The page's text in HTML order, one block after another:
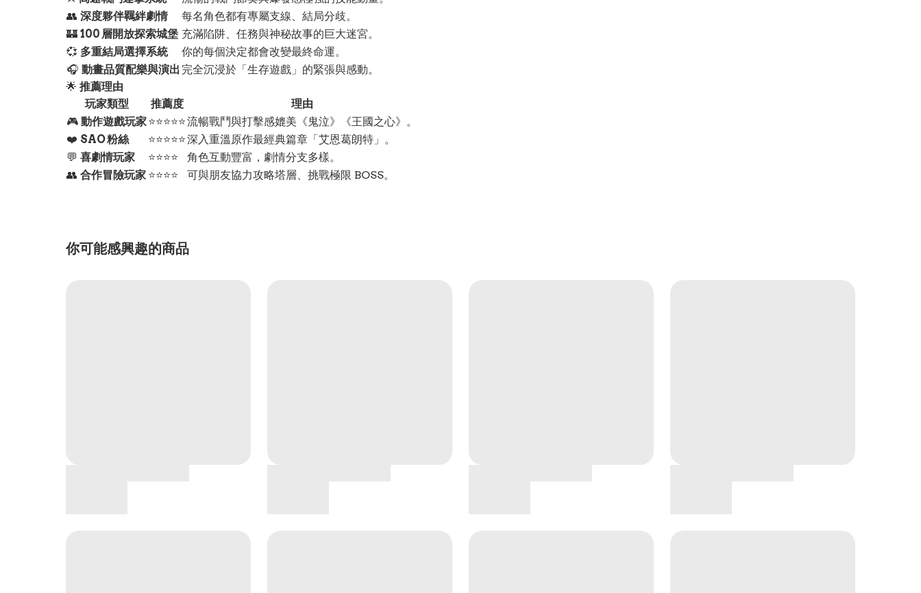
👥 深度夥伴羈絆劇情
每名角色都有專屬支線、結局分歧。
🏰 100 層開放探索城堡 充滿陷阱、任務與神秘故事的巨大迷宮。
💞 多重結局選擇系統
你的每個決定都會改變最終命運。
🎧 動畫品質配樂與演出 完全沉浸於「生存遊戲」的緊張與感動。
🌟 推薦理由
玩家類型
推薦度
理由
🎮 動作遊戲玩家⭐⭐⭐⭐⭐流暢戰鬥與打擊感媲美《鬼泣》《王國之心》。
❤️ SAO 粉絲 ⭐⭐⭐⭐⭐深入重溫原作最經典篇章「艾恩葛朗特」。
💬 喜劇情玩家 ⭐⭐⭐⭐
角色互動豐富，劇情分支多樣。
👥 合作冒險玩家 ⭐⭐⭐⭐ 可與朋友協力攻略塔層、挑戰極限 BOSS。
你可能感興趣的商品